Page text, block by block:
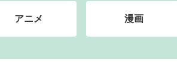
アニメ 漫画